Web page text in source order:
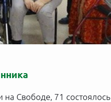
Свободе, 71 состоялось